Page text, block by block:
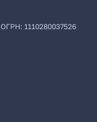
ОГРН: 1110280037526